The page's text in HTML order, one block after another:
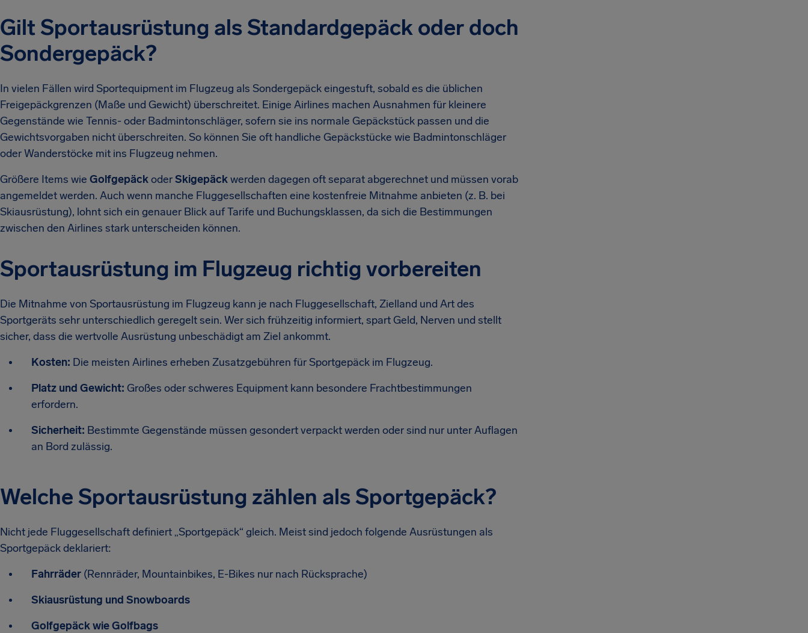
Gilt Sportausrüstung als Standardgepäck oder doch
Sondergepäck?
In vielen Fällen wird Sportequipment im Flugzeug als Sondergepäck eingestuft, sobald es die üblichen
Freigepäckgrenzen (Maße und Gewicht) überschreitet. Einige Airlines machen Ausnahmen für kleinere
Gegenstände wie Tennis- oder Badmintonschläger, sofern sie ins normale Gepäckstück passen und die
Gewichtsvorgaben nicht überschreiten. So können Sie oft handliche Gepäckstücke wie Badmintonschläger
oder Wanderstöcke mit ins Flugzeug nehmen.
Größere Items wie GolfgepäckoderSkigepäckwerden dagegen oft separat abgerechnet und müssen vorab
angemeldet werden. Auch wenn manche Fluggesellschaften eine kostenfreie Mitnahme anbieten (z. B. bei
Skiausrüstung), lohnt sich ein genauer Blick auf Tarife und Buchungsklassen, da sich die Bestimmungen
zwischen den Airlines stark unterscheiden können.
Sportausrüstung im Flugzeug richtig vorbereiten
Die Mitnahme von Sportausrüstung im Flugzeug kann je nach Fluggesellschaft, Zielland und Art des
Sportgeräts sehr unterschiedlich geregelt sein. Wer sich frühzeitig informiert, spart Geld, Nerven und stellt
sicher, dass die wertvolle Ausrüstung unbeschädigt am Ziel ankommt.
Kosten: Die meisten Airlines erheben Zusatzgebühren für Sportgepäck im Flugzeug.
Platz und Gewicht: Großes oder schweres Equipment kann besondere Frachtbestimmungen
erfordern.
Sicherheit: Bestimmte Gegenstände müssen gesondert verpackt werden oder sind nur unter Auflagen
an Bord zulässig.
Welche Sportausrüstung zählen als Sportgepäck?
Nicht jede Fluggesellschaft definiert „Sportgepäck“ gleich. Meist sind jedoch folgende Ausrüstungen als
Sportgepäck deklariert:
Fahrräder (Rennräder, Mountainbikes, E-Bikes nur nach Rücksprache)
Skiausrüstung und Snowboards
Golfgepäck wie Golfbags